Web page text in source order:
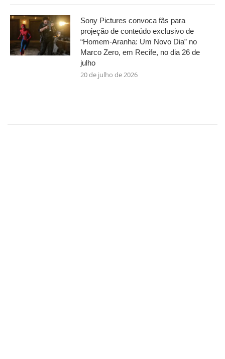
Sony Pictures convoca fãs para
projeção de conteúdo exclusivo de
“Homem-Aranha: Um Novo Dia” no
Marco Zero, em Recife, no dia 26 de
julho
20 de julho de 2026